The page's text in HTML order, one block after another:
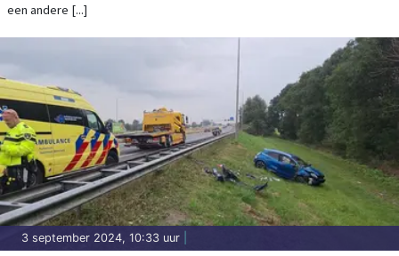
een andere [...]
3 september 2024, 10:33 uur